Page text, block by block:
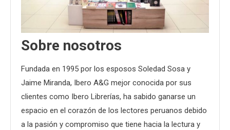
Sobre nosotros
Fundada en 1995 por los esposos Soledad Sosa y
Jaime Miranda, Ibero A&G mejor conocida por sus
clientes como Ibero Librerías, ha sabido ganarse un
espacio en el corazón de los lectores peruanos debido
a la pasión y compromiso que tiene hacia la lectura y